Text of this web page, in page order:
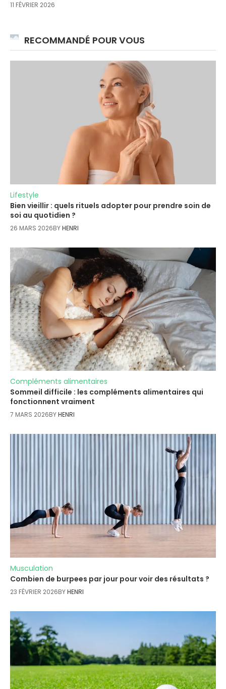
11 FÉVRIER 2026
RECOMMANDÉ POUR VOUS
Lifestyle
Bien vieillir : quels rituels adopter pour prendre soin de
soi au quotidien ?
26 MARS 2026BYHENRI
Compléments alimentaires
Sommeil difficile : les compléments alimentaires qui
fonctionnent vraiment
7 MARS 2026BYHENRI
Musculation
Combien de burpees par jour pour voir des résultats ?
23 FÉVRIER 2026BYHENRI